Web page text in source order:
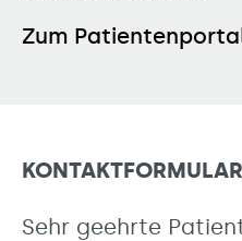
Zum
KONTAKTFORMULAR
Sehr geehrte